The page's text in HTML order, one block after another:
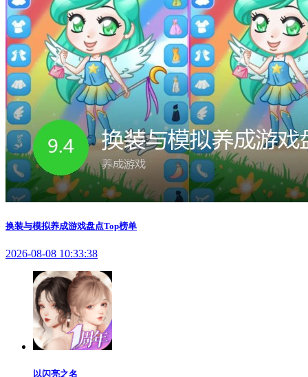
换装与模拟养成游戏盘点Top榜单
2026-08-08 10:33:38
以闪亮之名